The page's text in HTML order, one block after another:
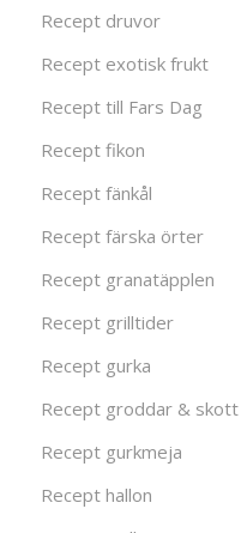
Recept druvor
Recept exotisk frukt
Recept till Fars Dag
Recept fikon
Recept fänkål
Recept färska örter
Recept granatäpplen
Recept grilltider
Recept gurka
Recept groddar & skott
Recept gurkmeja
Recept hallon